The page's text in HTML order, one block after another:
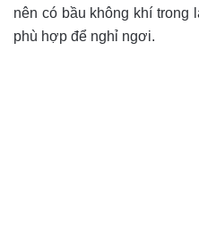
nên có bầu không khí trong
phù hợp để nghỉ ngơi.